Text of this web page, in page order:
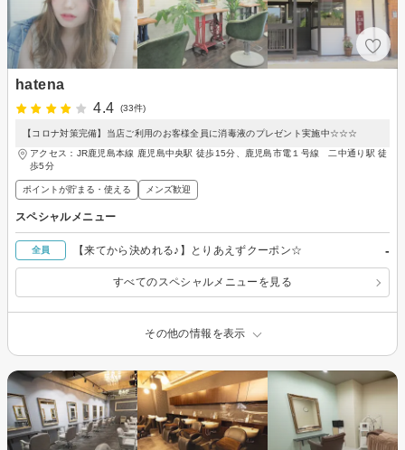
hatena
4.4
(33件)
【コロナ対策完備】当店ご利用のお客様全員に消毒液のプレゼント実施中☆☆☆
アクセス：JR鹿児島本線 鹿児島中央駅 徒歩15分、鹿児島市電１号線 二中通り駅 徒
歩5分
ポイントが貯まる・使える メンズ歓迎
スペシャルメニュー
全員 【来てから決めれる♪】とりあえずクーポン☆ -
すべてのスペシャルメニューを見る
その他の情報を表示